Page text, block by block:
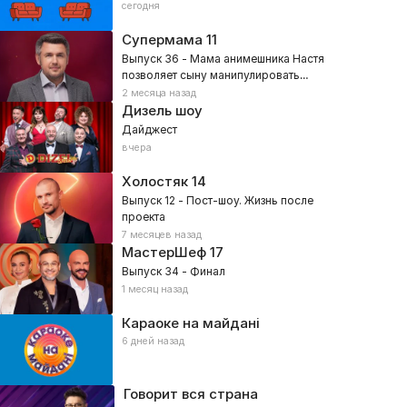
сегодня
Супермама 11
Выпуск 36 - Мама анимешника Настя
позволяет сыну манипулировать
собой?
2 месяца назад
Дизель шоу
Дайджест
вчера
Холостяк14
Выпуск 12 - Пост-шоу. Жизнь после
проекта
7 месяцев назад
МастерШеф17
Выпуск 34 - Финал
1 месяц назад
Караоке на майдані
6 дней назад
Говорит вся страна